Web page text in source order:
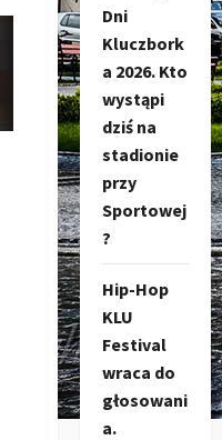
Dni
Kluczbork
a 2026. Kto
wystąpi
dziś na
stadionie
przy
Sportowej
?
Hip-Hop
KLU
Festival
wraca do
głosowani
a.